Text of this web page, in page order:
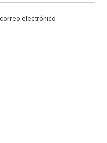
electrónico